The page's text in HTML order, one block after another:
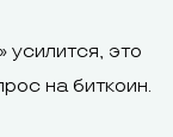
усилится, это
на биткоин.